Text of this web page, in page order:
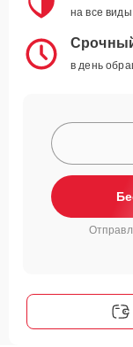
на все
в день